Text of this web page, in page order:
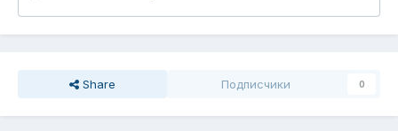
Share Подписчики 0